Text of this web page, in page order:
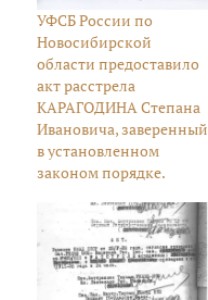
УФСБ России по
Новосибирской
области предоставило
акт расстрела
КАРАГОДИНА Степана
Ивановича, заверенный
в установленном
законом порядке.